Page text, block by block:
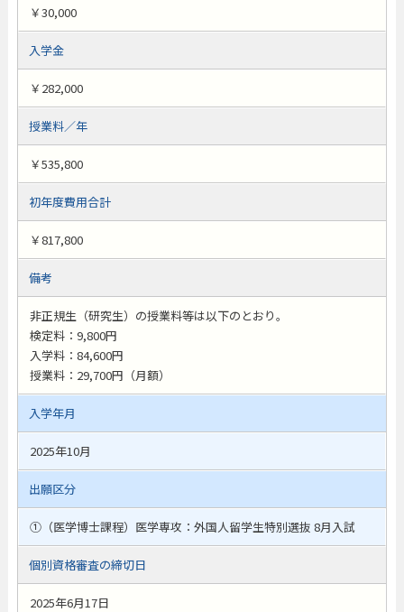
￥30,000
入学金
￥282,000
授業料／年
￥535,800
初年度費用合計
￥817,800
備考
非正規生（研究生）の授業料等は以下のとおり。
検定料：9,800円
入学料：84,600円
授業料：29,700円（月額）
入学年月
2025年10月
出願区分
①（医学博士課程）医学専攻：外国人留学生特別選抜 8月入試
個別資格審査の締切日
2025年6月17日